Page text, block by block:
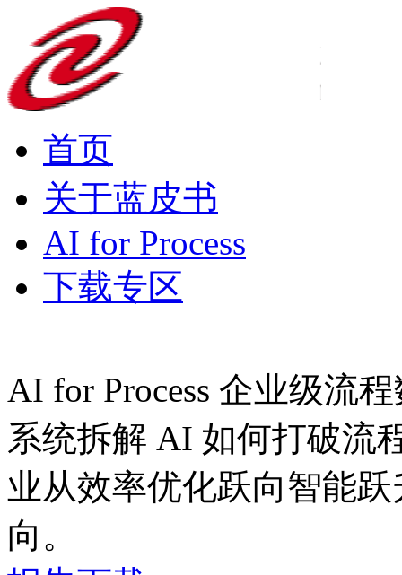
首页
关于蓝皮书
AI for Process
下载专区
AI for Process 企业级流
系统拆解 AI 如何打破流程
业从效率优化跃向智能跃
向。